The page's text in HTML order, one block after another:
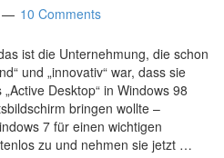
10 Comments
ist die Unternehmung, die schon
und „innovativ“ war, dass sie
Desktop“ in Windows 98
bringen wollte –
7 für einen wichtigen
zu und nehmen sie jetzt …